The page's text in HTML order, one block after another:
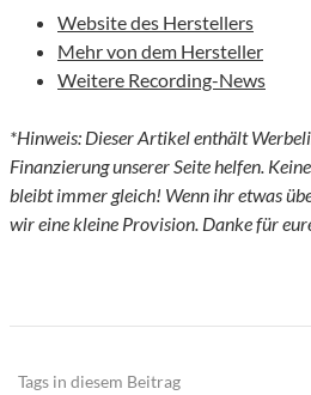
Website des Herstellers
Mehr von dem Hersteller
Weitere Recording-News
*Hinweis: Dieser Artikel enthält
Finanzierung unserer Seite helfen.
bleibt immer gleich! Wenn ihr etwas
wir eine kleine Provision. Danke für
Tags in diesem Beitrag